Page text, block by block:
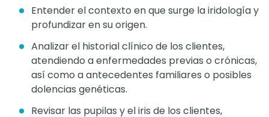
Entender el contexto en que surge la iridología y
profundizar en su origen.
Analizar el historial clínico de los clientes,
atendiendo a enfermedades previas o crónicas,
así como a antecedentes familiares o posibles
dolencias genéticas.
Revisar las pupilas y el iris de los clientes,